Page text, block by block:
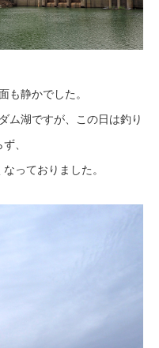
も静かでした。
ム湖ですが、この日は釣り
、
っておりました。